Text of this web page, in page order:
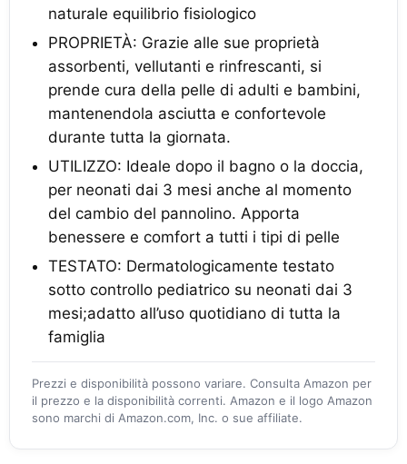
naturale equilibrio fisiologico
PROPRIETÀ: Grazie alle sue proprietà
assorbenti, vellutanti e rinfrescanti, si
prende cura della pelle di adulti e bambini,
mantenendola asciutta e confortevole
durante tutta la giornata.
UTILIZZO: Ideale dopo il bagno o la doccia,
per neonati dai 3 mesi anche al momento
del cambio del pannolino. Apporta
benessere e comfort a tutti i tipi di pelle
TESTATO: Dermatologicamente testato
sotto controllo pediatrico su neonati dai 3
mesi;adatto all’uso quotidiano di tutta la
famiglia
Prezzi e disponibilità possono variare. Consulta Amazon per
il prezzo e la disponibilità correnti. Amazon e il logo Amazon
sono marchi di Amazon.com, Inc. o sue affiliate.